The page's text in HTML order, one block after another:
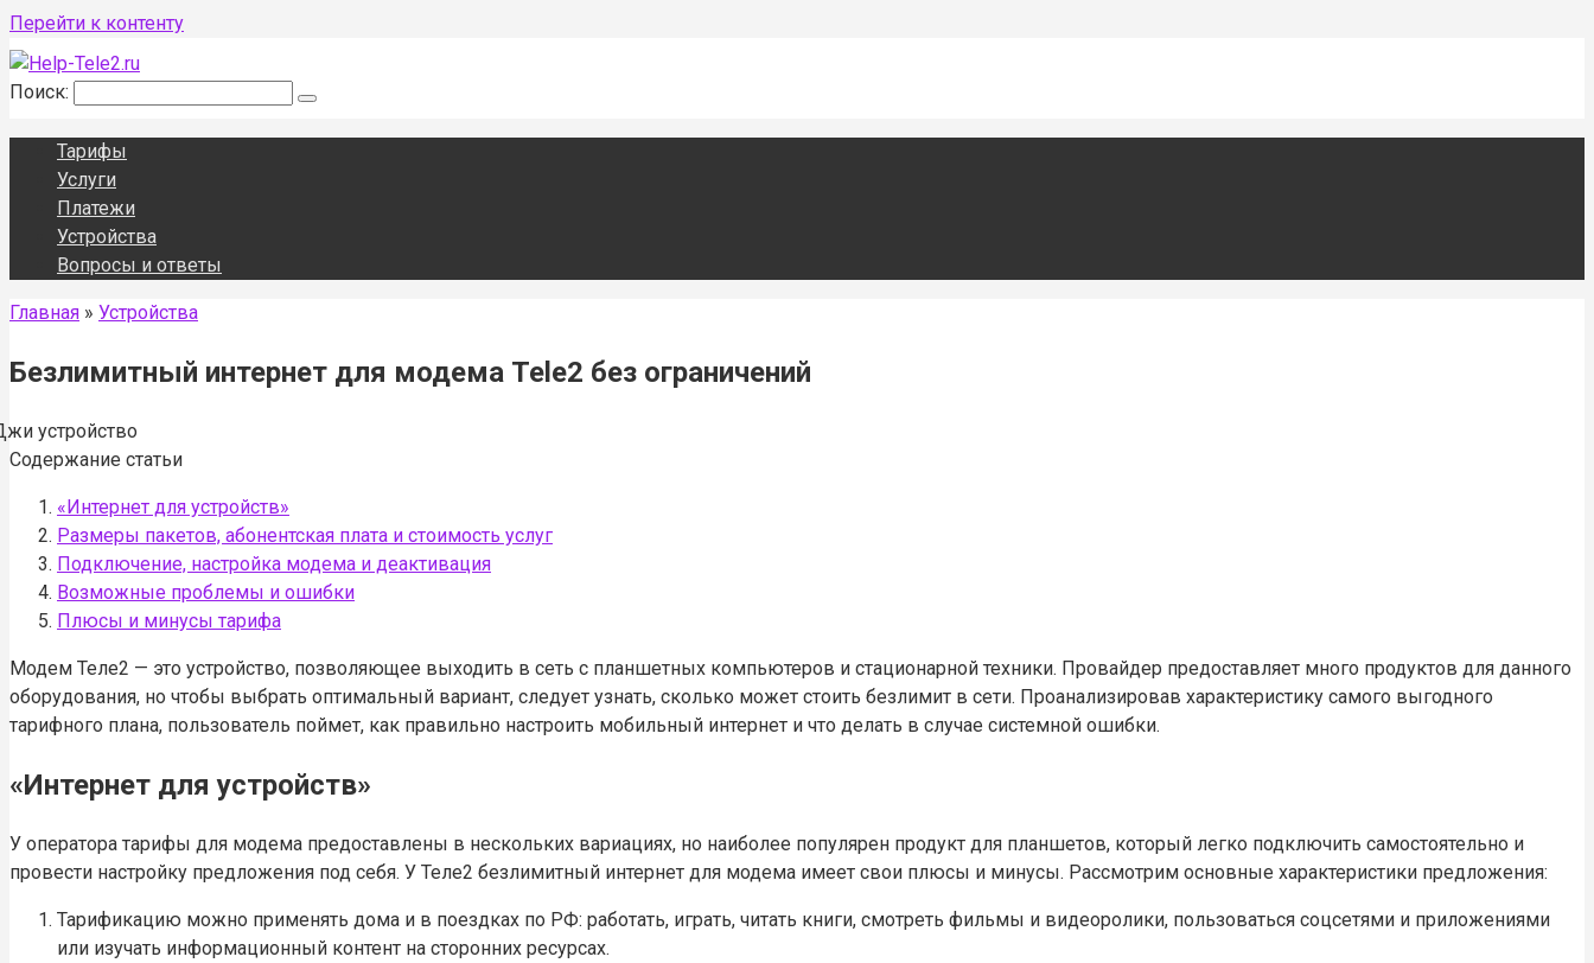
Перейти к контенту
Поиск:
Тарифы
Услуги
Платежи
Устройства
Вопросы и ответы
Главная » Устройства
Безлимитный интернет для модема Tele2 без ограничений
Содержание статьи
«Интернет для устройств»
Размеры пакетов, абонентская плата и стоимость услуг
Подключение, настройка модема и деактивация
Возможные проблемы и ошибки
Плюсы и минусы тарифа
Модем Теле2 — это устройство, позволяющее выходить в сеть с планшетных компьютеров и стационарной техники. Провайдер предоставляет много продуктов для данного
оборудования, но чтобы выбрать оптимальный вариант, следует узнать, сколько может стоить безлимит в сети. Проанализировав характеристику самого выгодного
тарифного плана, пользователь поймет, как правильно настроить мобильный интернет и что делать в случае системной ошибки.
«Интернет для устройств»
У оператора тарифы для модема предоставлены в нескольких вариациях, но наиболее популярен продукт для планшетов, который легко подключить самостоятельно и
провести настройку предложения под себя. У Теле2 безлимитный интернет для модема имеет свои плюсы и минусы. Рассмотрим основные характеристики предложения:
Тарификацию можно применять дома и в поездках по РФ: работать, играть, читать книги, смотреть фильмы и видеоролики, пользоваться соцсетями и приложениями
или изучать информационный контент на сторонних ресурсах.